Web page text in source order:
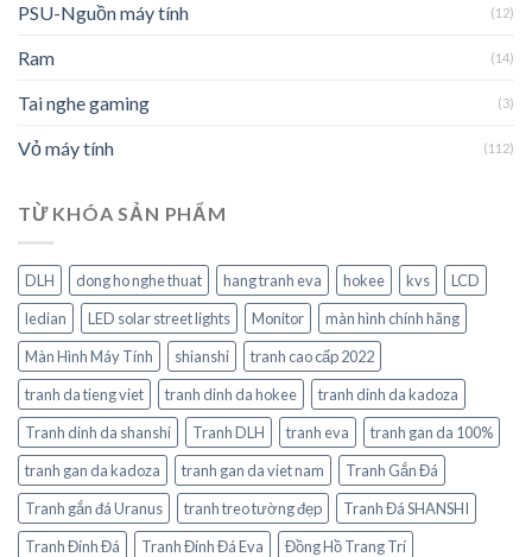
PSU-Nguồn máy tính (12)
Ram (14)
Tai nghe gaming (3)
Vỏ máy tính (112)
TỪ KHÓA SẢN PHẨM
DLH dong ho nghe thuat hang tranh eva hokee kvs
LCD
ledian
LED solar street lights Monitor
màn hình chính hãng
Màn Hình Máy Tính
shianshi
tranh cao cấp 2022
tranh da tieng viet
tranh dinh da hokee
tranh dinh da kadoza
Tranh dinh da shanshi
Tranh DLH tranh eva
tranh gan da 100%
tranh gan da kadoza
tranh gan da viet nam
Tranh Gắn Đá
Tranh gắn đá Uranus
tranh treo tường đẹp
Tranh Đá SHANSHI
Tranh Đính Đá
Tranh Đính Đá Eva
Đồng Hồ Trang Trí